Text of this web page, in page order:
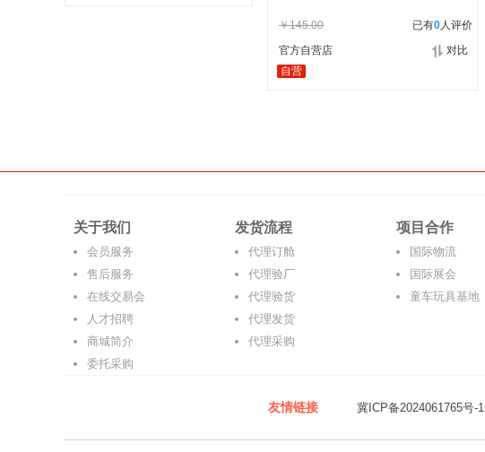
￥145.00 已有0人评价
官方自营店
对比
自营
关于我们
会员服务
售后服务
在线交易会
人才招聘
商城简介
委托采购
发货流程
代理订舱
代理验厂
代理验货
代理发货
代理采购
项目合作
国际物流
国际展会
童车玩具基地
友情链接 冀ICP备2024061765号-1